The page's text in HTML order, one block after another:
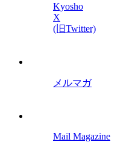
Kyosho
X
(旧Twitter)
メルマガ
Mail Magazine